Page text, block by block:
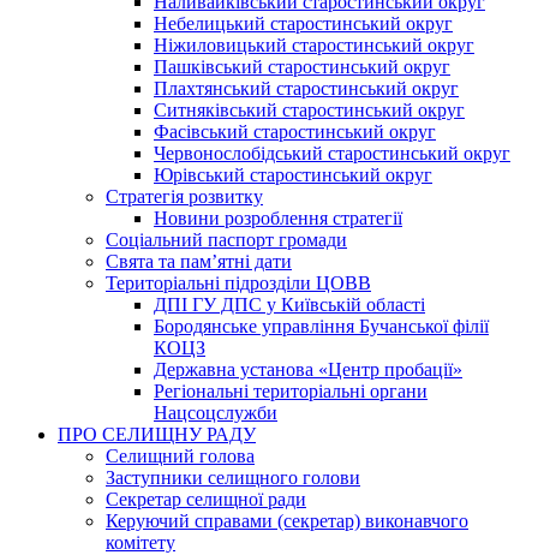
Небелицький старостинський округ
Ніжиловицький старостинський округ
Пашківський старостинський округ
Плахтянський старостинський округ
Ситняківський старостинський округ
Фасівський старостинський округ
Червонослобідський старостинський округ
Юрівський старостинський округ
Стратегія розвитку
Новини розроблення стратегії
Соціальний паспорт громади
Свята та пам’ятні дати
Територіальні підрозділи ЦОВВ
ДПІ ГУ ДПС у Київській області
Бородянське управління Бучанської філії
КОЦЗ
Державна установа «Центр пробації»
Регіональні територіальні органи
Нацсоцслужби
ПРО СЕЛИЩНУ РАДУ
Селищний голова
Заступники селищного голови
Секретар селищної ради
Керуючий справами (секретар) виконавчого
комітету